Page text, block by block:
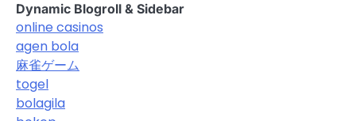
Dynamic Blogroll & Sidebar
online casinos
agen bola
麻雀ゲーム
togel
bolagila